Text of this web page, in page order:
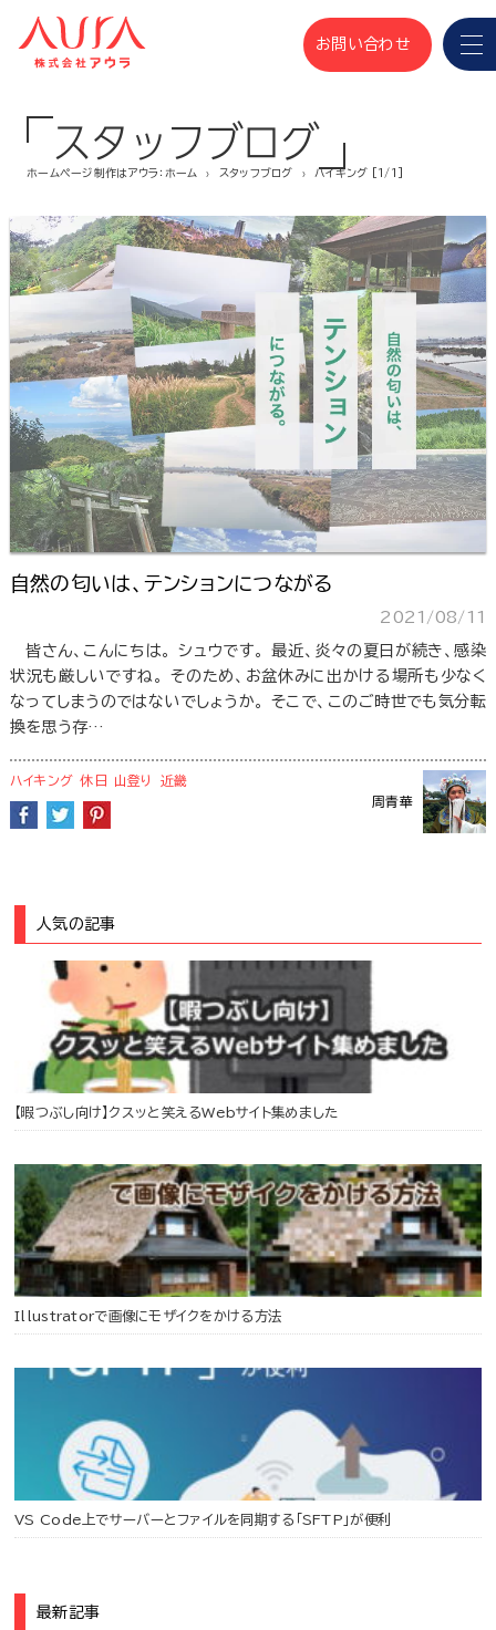
お問い合わせ
スタッフブログ
ホームページ制作はアウラ：ホーム スタッフブログ ハイキング [1/1]
自然の匂いは、テンションにつながる
2021/08/11
皆さん、こんにちは。 シュウです。 最近、炎々の夏日が続き、感染
状況も厳しいですね。 そのため、お盆休みに出かける場所も少なく
なってしまうのではないでしょうか。 そこで、このご時世でも気分転
換を思う存…
周青華
ハイキング 休日 山登り 近畿
人気の記事
【暇つぶし向け】クスッと笑えるWebサイト集めました
Illustratorで画像にモザイクをかける方法
VS Code上でサーバーとファイルを同期する「SFTP」が便利
最新記事